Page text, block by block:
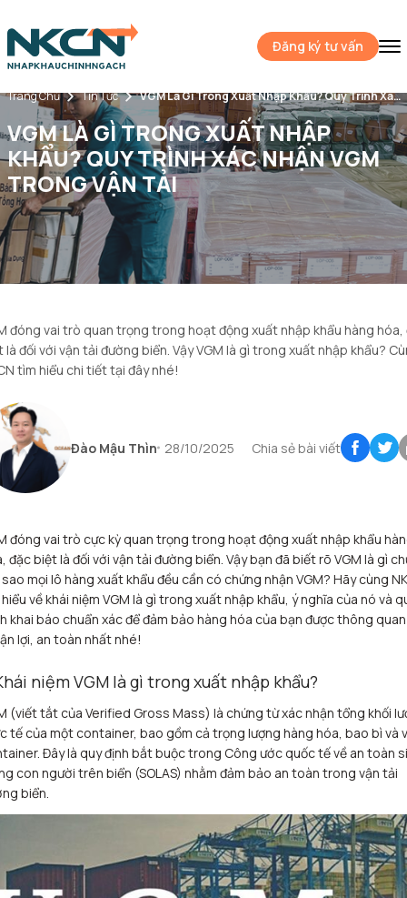
Đăng ký tư vấn
Trang Chủ Tin Tức VGM Là Gì Trong Xuất Nhập Khẩu? Quy Trình Xác Nhận VGM Trong Vận Tải
VGM LÀ GÌ TRONG XUẤT NHẬP
KHẨU? QUY TRÌNH XÁC NHẬN VGM
TRONG VẬN TẢI
đóng vai trò quan trọng trong hoạt động xuất nhập khẩu hàng hóa,
là đối với vận tải đường biển. Vậy VGM là gì trong xuất nhập khẩu?
tìm hiểu chi tiết tại đây nhé!
Đào Mậu Thìn 28/10/2025 Chia sẻ bài viết
đóng vai trò cực kỳ quan trọng trong hoạt động xuất nhập khẩu
đặc biệt là đối với vận tải đường biển. Vậy bạn đã biết rõ VGM là gì
mọi lô hàng xuất khẩu đều cần có chứng nhận VGM? Hãy cùng
về khái niệm VGM là gì trong xuất nhập khẩu, ý nghĩa của nó và
khai báo chuẩn xác để đảm bảo hàng hóa của bạn được thông quan
lợi, an toàn nhất nhé!
niệm VGM là gì trong xuất nhập khẩu?
(viết tắt của Verified Gross Mass) là chứng từ xác nhận tổng khối
tế của một container, bao gồm cả trọng lượng hàng hóa, bao bì và
Đây là quy định bắt buộc trong Công ước quốc tế về an toàn
con người trên biển (SOLAS) nhằm đảm bảo an toàn trong vận tải
biển.